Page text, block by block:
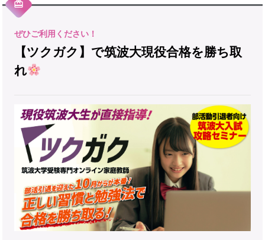
【ツクガク】で筑波大現役合格を勝ち取
れ